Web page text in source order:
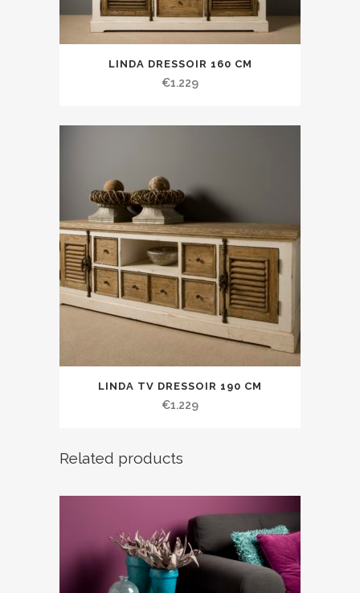
LINDA DRESSOIR 160 CM
€1.229
LINDA TV DRESSOIR 190 CM
€1.229
Related products